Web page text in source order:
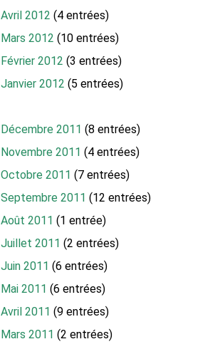
Avril 2012 (4 entrées)
Mars 2012 (10 entrées)
Février 2012 (3 entrées)
Janvier 2012 (5 entrées)
Décembre 2011 (8 entrées)
Novembre 2011 (4 entrées)
Octobre 2011 (7 entrées)
Septembre 2011 (12 entrées)
Août 2011 (1 entrée)
Juillet 2011 (2 entrées)
Juin 2011 (6 entrées)
Mai 2011 (6 entrées)
Avril 2011 (9 entrées)
Mars 2011 (2 entrées)